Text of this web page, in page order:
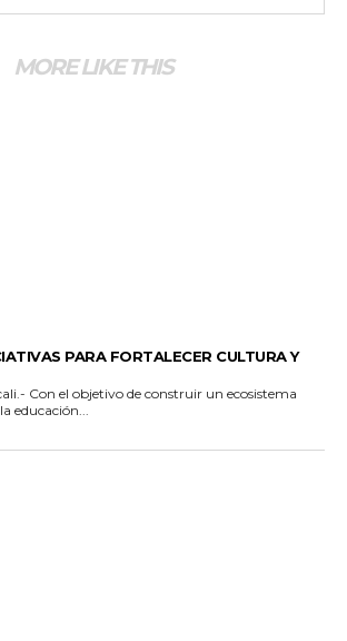
MORE LIKE THIS
PARA FORTALECER CULTURA Y
educación...